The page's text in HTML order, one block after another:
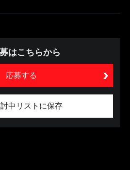
はこちらから
応募する
中リストに保存